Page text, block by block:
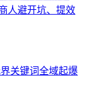
人避开坑、提效
关键词全域起爆